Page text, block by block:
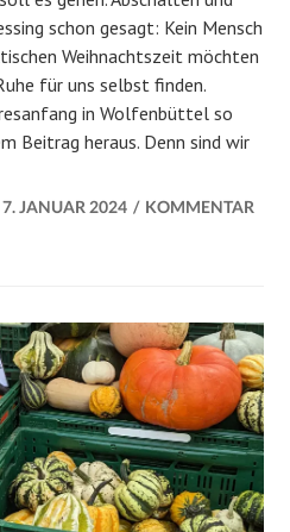
schon gesagt: Kein Mensch
Weihnachtszeit möchten
für uns selbst finden.
in Wolfenbüttel so
Beitrag heraus. Denn sind wir
für eine Auszeit in
7. JANUAR 2024
KOMMENTAR